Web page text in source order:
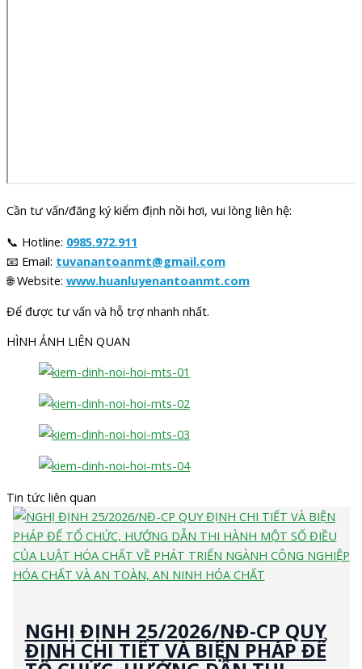
Cần tư vấn/đăng ký kiểm định nồi hơi, vui lòng liên hệ:
📞 Hotline: 0985.972.911
📧 Email: tuvanantoanmt@gmail.com
🌐 Website: www.huanluyenantoanmt.com
Để được tư vấn và hỗ trợ nhanh nhất.
HÌNH ẢNH LIÊN QUAN
Tin tức liên quan
NGHỊ ĐỊNH 25/2026/NĐ-CP QUY
ĐỊNH CHI TIẾT VÀ BIỆN PHÁP ĐỂ